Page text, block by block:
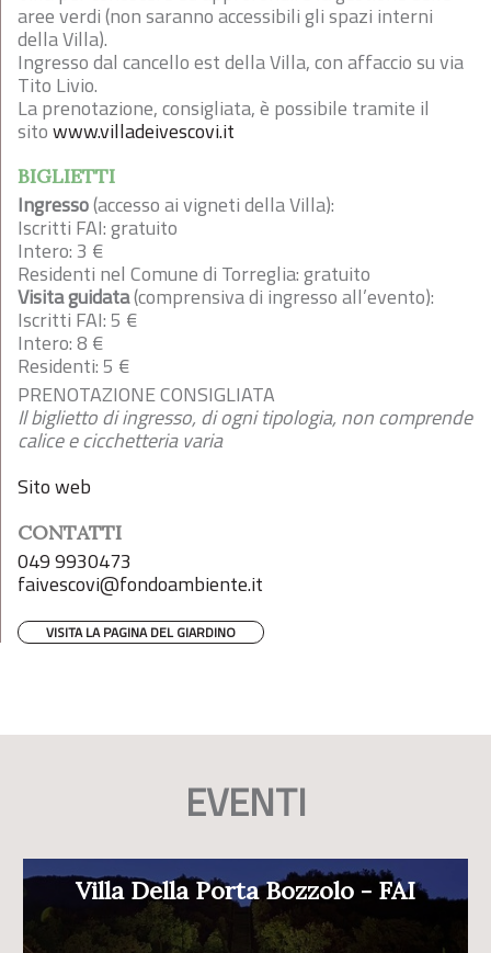
aree verdi (non saranno accessibili gli spazi interni
della Villa).
Ingresso dal cancello est della Villa, con affaccio su via
Tito Livio.
La prenotazione, consigliata, è possibile tramite il
sitowww.villadeivescovi.it
BIGLIETTI
Ingresso(accesso ai vigneti della Villa):
Iscritti FAI: gratuito
Intero: 3 €
Residenti nel Comune di Torreglia: gratuito
Visita guidata(comprensiva di ingresso all’evento):
Iscritti FAI: 5 €
Intero: 8 €
Residenti: 5 €
PRENOTAZIONE CONSIGLIATA
Il biglietto di ingresso, di ogni tipologia, non comprende
calice e cicchetteria varia
Sito web
CONTATTI
049 9930473
faivescovi@fondoambiente.it
VISITA LA PAGINA DEL GIARDINO
EVENTI
Villa Della Porta Bozzolo - FAI